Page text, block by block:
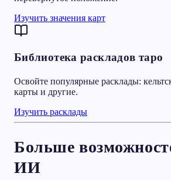
Изучить значения карт
Библиотека раскладов таро
Освойте популярные расклады:
карты и другие.
Изучить расклады
Больше
ИИ